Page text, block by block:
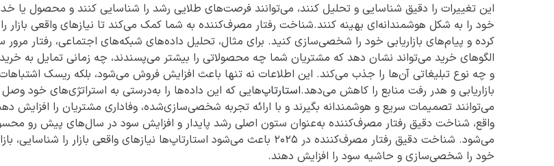
این تغییرات را دقیق شناسایی و تحلیل کنند، می‌توانند فرصت‌های طلایی رشد را شناسایی کنند و محصول یا
خود را به شکل هوشمندانه‌ای بهینه کنند.شناخت رفتار مصرف‌کننده به شما کمک می‌کند تا نیازهای واقعی بازار
کرده و پیام‌های بازاریابی خود را شخصی‌سازی کنید. برای مثال، تحلیل داده‌های شبکه‌های اجتماعی، رفتار مرور
الگوهای خرید می‌تواند نشان دهد که مشتریان شما چه محصولاتی را بیشتر می‌پسندند، چه زمانی تمایل به خرید
و چه نوع تبلیغاتی آن‌ها را جذب می‌کند. این اطلاعات نه تنها باعث افزایش فروش می‌شود، بلکه ریسک
بازاریابی و هدر رفت منابع را کاهش می‌دهد.استارتاپ‌هایی که این داده‌ها را به‌درستی به استراتژی‌های خود وصل
می‌توانند تصمیمات سریع و هوشمندانه بگیرند و با ارائه تجربه شخصی‌سازی‌شده، وفاداری مشتریان را افزایش
واقع، شناخت دقیق رفتار مصرف‌کننده به‌عنوان ستون اصلی رشد پایدار و افزایش سود در سال‌های پیش رو
می‌شود. شناخت دقیق رفتار مصرف‌کننده در ۲۰۲۵ باعث می‌شود استارتاپ‌ها نیازهای واقعی بازار را شناسایی،
خود را شخصی‌سازی و حاشیه سود را افزایش دهند.